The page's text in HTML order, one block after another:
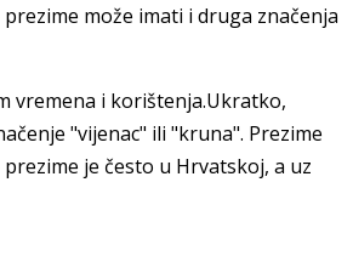
može imati i druga značenja
vremena i korištenja.Ukratko,
"vijenac" ili "kruna". Prezime
je često u Hrvatskoj, a uz